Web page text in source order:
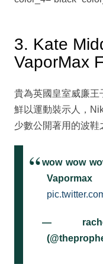
3. Kate
VaporMax
貴為英國皇室威廉王
鮮以運動裝示人，
少數公開著用的波鞋
wow wow
—